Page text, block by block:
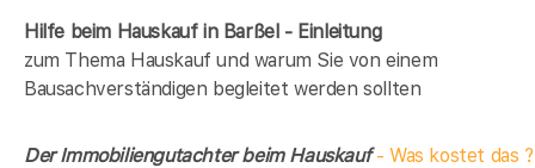
Hilfe beim Hauskauf in Barßel - Einleitung
zum Thema Hauskauf und warum Sie von einem
Bausachverständigen begleitet werden sollten
Der Immobiliengutachter beim Hauskauf- Was kostet das ?